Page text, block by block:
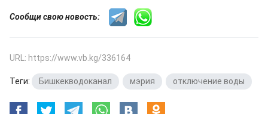
Сообщи свою новость:
URL: https://www.vb.kg/336164
Теги: Бишкекводоканал мэрия отключение воды